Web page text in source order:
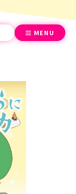
MENU